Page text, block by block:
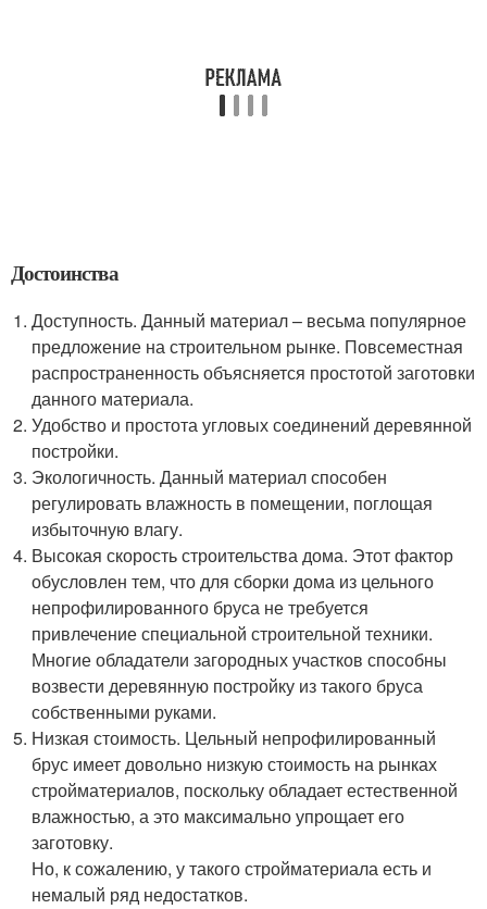
Достоинства
Доступность. Данный материал – весьма популярное
предложение на строительном рынке. Повсеместная
распространенность объясняется простотой заготовки
данного материала.
Удобство и простота угловых соединений деревянной
постройки.
Экологичность. Данный материал способен
регулировать влажность в помещении, поглощая
избыточную влагу.
Высокая скорость строительства дома. Этот фактор
обусловлен тем, что для сборки дома из цельного
непрофилированного бруса не требуется
привлечение специальной строительной техники.
Многие обладатели загородных участков способны
возвести деревянную постройку из такого бруса
собственными руками.
Низкая стоимость. Цельный непрофилированный
брус имеет довольно низкую стоимость на рынках
стройматериалов, поскольку обладает естественной
влажностью, а это максимально упрощает его
заготовку.
Но, к сожалению, у такого стройматериала есть и
немалый ряд недостатков.